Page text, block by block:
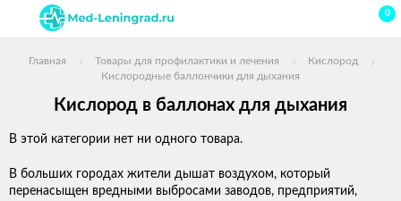
0
Главная Товары для профилактики и лечения
Кислород
Кислородные баллончики для дыхания
Кислород в баллонах для дыхания
В этой категории нет ни одного товара.
В больших городах жители дышат воздухом, который
перенасыщен вредными выбросами заводов, предприятий,